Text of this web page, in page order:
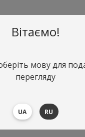
($0)
Вітаємо!
мову для
перегляду
UA RU